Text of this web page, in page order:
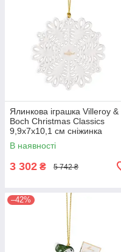
Ялинкова іграшка Villeroy &
Boch Christmas Classics
9,9х7х10,1 см сніжинка
В наявності
3 302 ₴ 5 742 ₴
–42%